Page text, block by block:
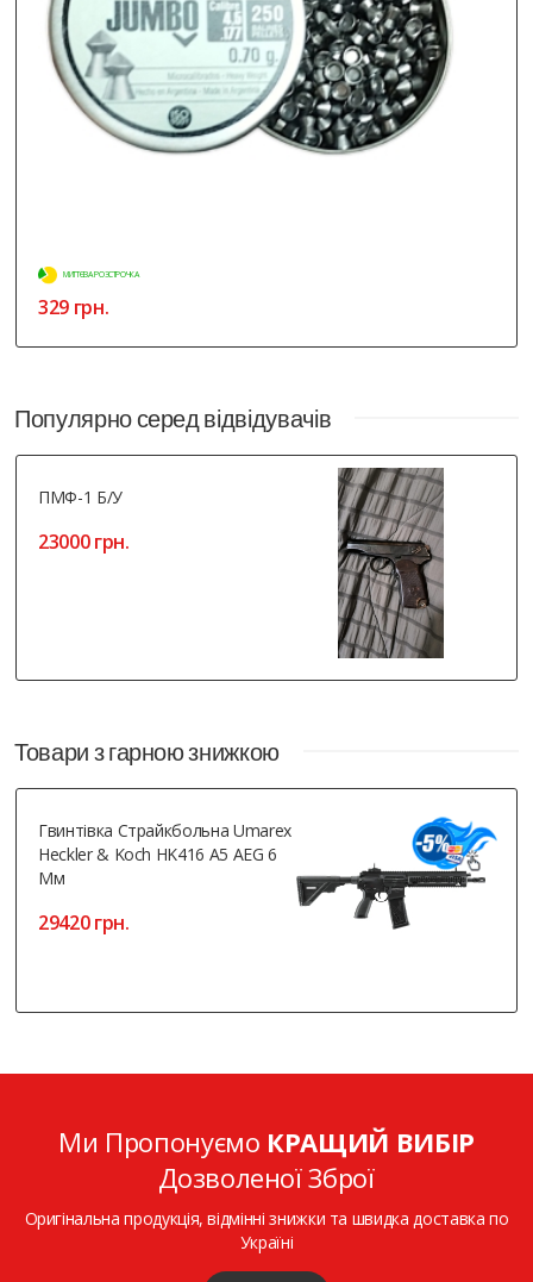
МИТТЄВА РОЗСТРОЧКА
329 грн.
Популярно серед відвідувачів
ПМФ-1 Б/У
23000 грн.
Товари з гарною знижкою
Гвинтівка Страйкбольна Umarex
Heckler & Koch HK416 A5 AEG 6
Мм
29420 грн.
Ми Пропонуємо КРАЩИЙ ВИБІР
Дозволеної Зброї
Оригінальна продукція, відмінні знижки та швидка доставка по
Україні